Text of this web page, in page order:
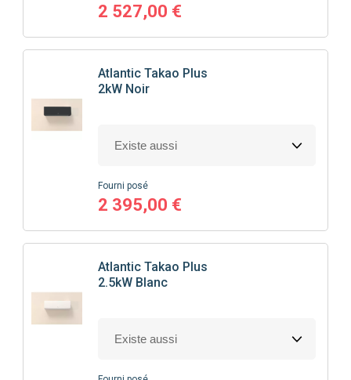
2 527,00 €
Atlantic Takao Plus
2kW Noir
Fourni posé
2 395,00 €
Atlantic Takao Plus
2.5kW Blanc